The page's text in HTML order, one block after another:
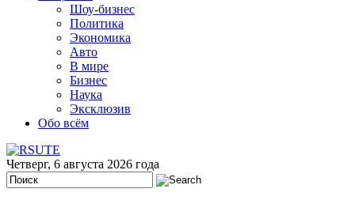
Шоу-бизнес
Политика
Экономика
Авто
В мире
Бизнес
Наука
Эксклюзив
Обо всём
Четверг, 6 августа 2026 года